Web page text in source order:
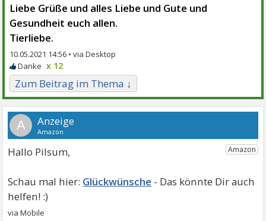
Liebe Grüße und alles Liebe und Gute und
Gesundheit euch allen.
Tierliebe.
10.05.2021 14:56 •
x 12
Zum Beitrag im Thema ↓
A
Hallo Pilsum,
Glückwünsche